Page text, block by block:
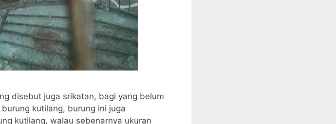
disebut juga srikatan, bagi yang belum
kutilang, burung ini juga
kutilang, walau sebenarnya ukuran